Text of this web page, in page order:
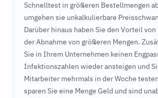
Schnelltest in größeren Bestellmengen
umgehen sie unkalkulierbare
Darüber hinaus haben Sie den Vorteil
der Abnahme von größeren Mengen.
Sie in Ihrem Unternehmen keinen
Infektionszahlen wieder ansteigen und
Mitarbeiter mehrmals in der Woche
sparen Sie eine Menge Geld und sind